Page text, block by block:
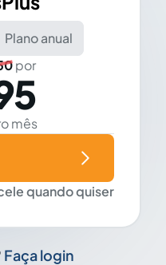
Plano anual
por
mês
quando quiser
Faça login